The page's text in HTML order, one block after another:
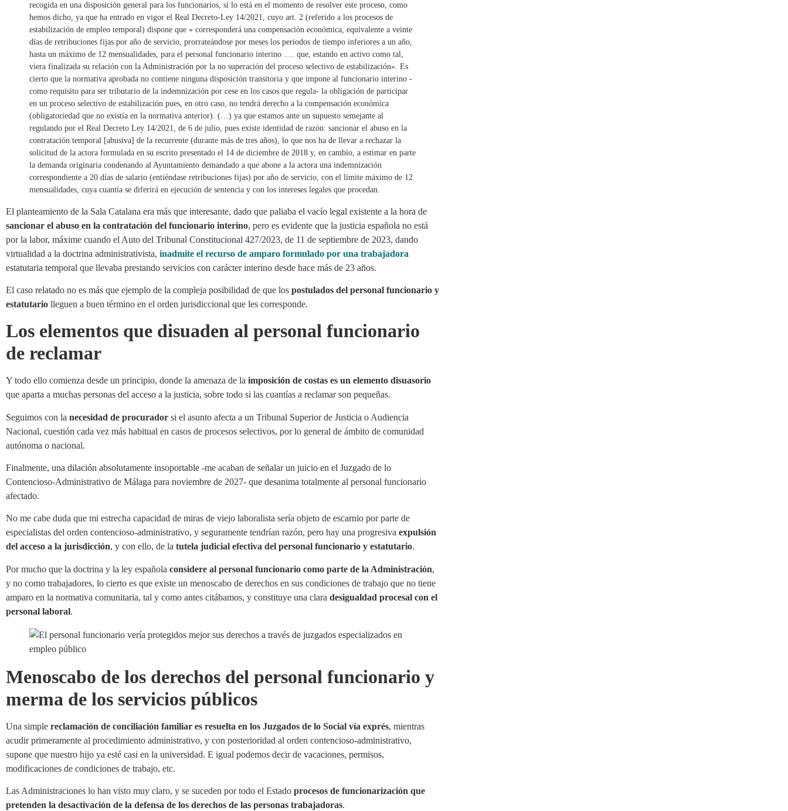
recogida en una disposición general para los funcionarios, sí lo está en el momento de resolver este proceso, como
hemos dicho, ya que ha entrado en vigor el Real Decreto-Ley 14/2021, cuyo art. 2 (referido a los procesos de
estabilización de empleo temporal) dispone que » corresponderá una compensación económica, equivalente a veinte
días de retribuciones fijas por año de servicio, prorrateándose por meses los periodos de tiempo inferiores a un año,
hasta un máximo de 12 mensualidades, para el personal funcionario interino …. que, estando en activo como tal,
viera finalizada su relación con la Administración por la no superación del proceso selectivo de estabilización». Es
cierto que la normativa aprobada no contiene ninguna disposición transitoria y que impone al funcionario interino -
como requisito para ser tributario de la indemnización por cese en los casos que regula- la obligación de participar
en un proceso selectivo de estabilización pues, en otro caso, no tendrá derecho a la compensación económica
(obligatoriedad que no existía en la normativa anterior). (…) ya que estamos ante un supuesto semejante al
regulando por el Real Decreto Ley 14/2021, de 6 de julio, pues existe identidad de razón: sancionar el abuso en la
contratación temporal [abusiva] de la recurrente (durante más de tres años), lo que nos ha de llevar a rechazar la
solicitud de la actora formulada en su escrito presentado el 14 de diciembre de 2018 y, en cambio, a estimar en parte
la demanda originaria condenando al Ayuntamiento demandado a que abone a la actora una indemnización
correspondiente a 20 días de salario (entiéndase retribuciones fijas) por año de servicio, con el límite máximo de 12
mensualidades, cuya cuantía se diferirá en ejecución de sentencia y con los intereses legales que procedan.
El planteamiento de la Sala Catalana era más que interesante, dado que paliaba el vacío legal existente a la hora de
sancionar el abuso en la contratación del funcionario interino, pero es evidente que la justicia española no está
por la labor, máxime cuando el Auto del Tribunal Constitucional 427/2023, de 11 de septiembre de 2023, dando
virtualidad a la doctrina administrativista, inadmite el recurso de amparo formulado por una trabajadora
estatutaria temporal que llevaba prestando servicios con carácter interino desde hace más de 23 años.
El caso relatado no es más que ejemplo de la compleja posibilidad de que los postulados del personal funcionario y
estatutario lleguen a buen término en el orden jurisdiccional que les corresponde.
Los elementos que disuaden al personal funcionario
de reclamar
Y todo ello comienza desde un principio, donde la amenaza de la imposición de costas es un elemento disuasorio
que aparta a muchas personas del acceso a la justicia, sobre todo si las cuantías a reclamar son pequeñas.
Seguimos con la necesidad de procurador si el asunto afecta a un Tribunal Superior de Justicia o Audiencia
Nacional, cuestión cada vez más habitual en casos de procesos selectivos, por lo general de ámbito de comunidad
autónoma o nacional.
Finalmente, una dilación absolutamente insoportable -me acaban de señalar un juicio en el Juzgado de lo
Contencioso-Administrativo de Málaga para noviembre de 2027- que desanima totalmente al personal funcionario
afectado.
No me cabe duda que mi estrecha capacidad de miras de viejo laboralista sería objeto de escarnio por parte de
especialistas del orden contencioso-administrativo, y seguramente tendrían razón, pero hay una progresiva expulsión
del acceso a la jurisdicción, y con ello, de la tutela judicial efectiva del personal funcionario y estatutario.
Por mucho que la doctrina y la ley española considere al personal funcionario como parte de la Administración,
y no como trabajadores, lo cierto es que existe un menoscabo de derechos en sus condiciones de trabajo que no tiene
amparo en la normativa comunitaria, tal y como antes citábamos, y constituye una clara desigualdad procesal con el
personal laboral.
Menoscabo de los derechos del personal funcionario y
merma de los servicios públicos
Una simple reclamación de conciliación familiar es resuelta en los Juzgados de lo Social vía exprés, mientras
acudir primeramente al procedimiento administrativo, y con posterioridad al orden contencioso-administrativo,
supone que nuestro hijo ya esté casi en la universidad. E igual podemos decir de vacaciones, permisos,
modificaciones de condiciones de trabajo, etc.
Las Administraciones lo han visto muy claro, y se suceden por todo el Estado procesos de funcionarización que
pretenden la desactivación de la defensa de los derechos de las personas trabajadoras.